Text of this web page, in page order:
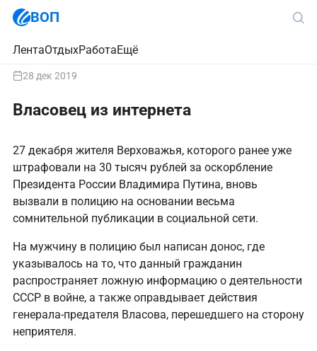
ВОП
ЛентаОтдыхРаботаЕщё
28 дек 2019
Власовец из интернета
27 декабря жителя Верховажья, которого ранее уже
штрафовали на 30 тысяч рублей за оскорбление
Президента России Владимира Путина, вновь
вызвали в полицию на основании весьма
сомнительной публикации в социальной сети.
На мужчину в полицию был написан донос, где
указывалось на то, что данный гражданин
распространяет ложную информацию о деятельности
СССР в войне, а также оправдывает действия
генерала-предателя Власова, перешедшего на сторону
неприятеля.